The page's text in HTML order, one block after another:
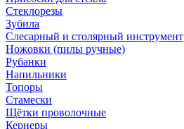
Стеклорезы
Зубила
Слесарный и столярный инструмент
Ножовки (пилы ручные)
Рубанки
Напильники
Топоры
Стамески
Щётки проволочные
Кернеры